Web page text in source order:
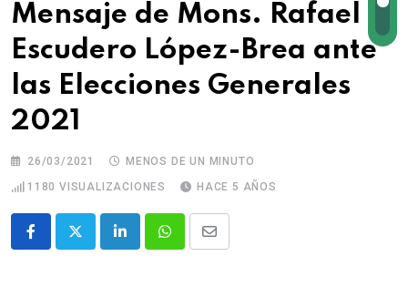
Mensaje de Mons. Rafael
Escudero López-Brea ante
las Elecciones Generales
2021
26/03/2021
MENOS DE UN MINUTO
1180 VISUALIZACIONES HACE 5 AÑOS